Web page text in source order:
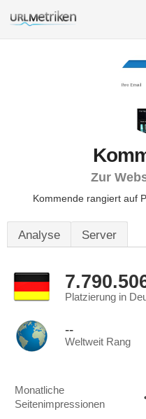
Zur
Kommende rangiert auf
Analyse Server
Platzierung in
--
Weltweit Rang
Monatliche
Seitenimpressionen